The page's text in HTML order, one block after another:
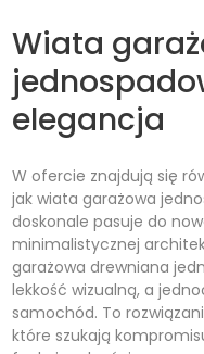
Wiata
elegancja
W ofercie znajdują się
jak wiata garażowa
doskonale pasuje do
minimalistycznej
garażowa drewniana
lekkość wizualną, a
samochód. To
które szukają